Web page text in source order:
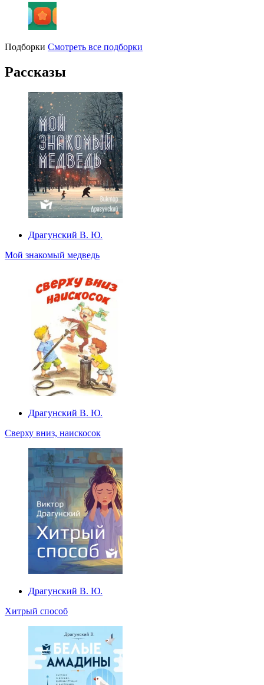
Подборки Смотреть все подборки
Рассказы
Драгунский В. Ю.
Мой знакомый медведь
Драгунский В. Ю.
Сверху вниз, наискосок
Драгунский В. Ю.
Хитрый способ